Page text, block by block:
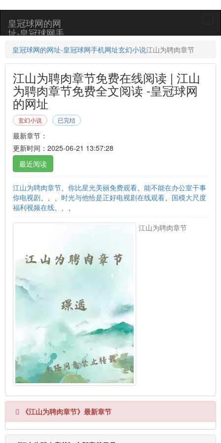
皇冠球网的网
址-皇冠球网手
皇冠球网的网址-皇冠球网手机网址玄幻小说江山为聘肉章节
江山为聘肉章节免费在线阅读 | 江山
为聘肉章节免费全文阅读 -皇冠球网
的网址
玄幻小说 已完结
最新章节：
更新时间：2025-06-21 13:57:28
最近阅读
江山为聘肉章节、 你比星光美丽免费观看、 能不能在办公室干事
你电视剧、、、 时光与他恰是正好电视剧在线观看、 国模大尺度
福利视频在线、、、
江山为聘肉章节
《江山为聘肉章节》最新章节